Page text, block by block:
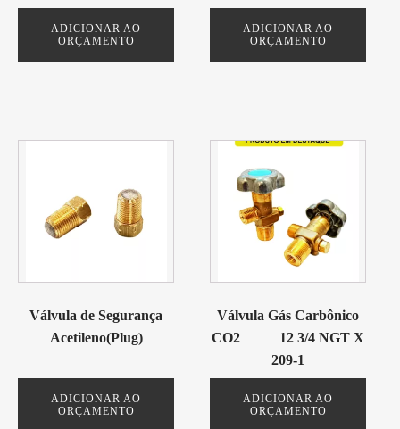
ADICIONAR AO
ORÇAMENTO
ADICIONAR AO
ORÇAMENTO
Válvula de Segurança
Acetileno(Plug)
ADICIONAR AO
ORÇAMENTO
Válvula Gás Carbônico
CO2 12 3/4 NGT X
209-1
ADICIONAR AO
ORÇAMENTO